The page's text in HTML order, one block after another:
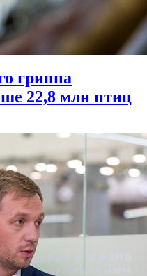
гриппа
22,8 млн птиц